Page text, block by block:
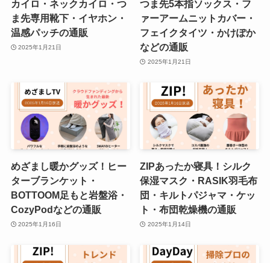
カイロ・ネックカイロ・つ
ま先専用靴下・イヤホン・
温感パッチの通販
2025年1月21日
つま先5本指ソックス・フ
ァーアームニットカバー・
フェイクタイツ・かけぽか
などの通販
2025年1月21日
めざまし暖かグッズ！ヒー
ターブランケット・
BOTTOOM足もと岩盤浴・
CozyPodなどの通販
2025年1月16日
ZIPあったか寝具！シルク
保湿マスク・RASIK羽毛布
団・キルトパジャマ・ケッ
ト・布団乾燥機の通販
2025年1月14日